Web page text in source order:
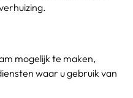
mogelijk te maken,
waar u gebruik van